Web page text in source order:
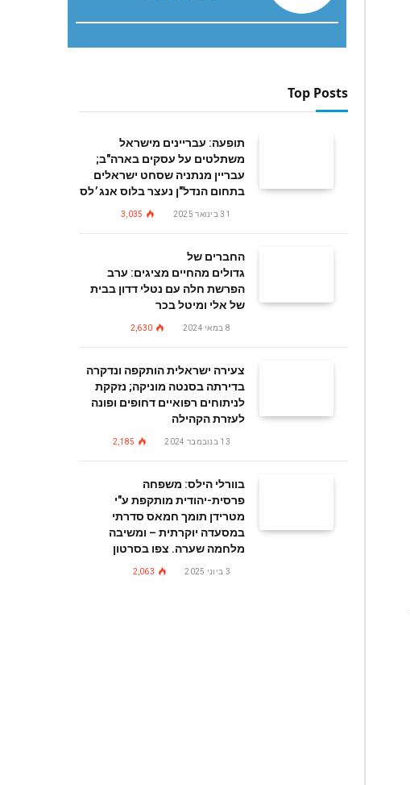
Top Posts
תופעה: עבריינים מישראל
משתלטים על עסקים בארה"ב;
עבריין מנתניה שסחט ישראלים
בתחום הנדל"ן נעצר בלוס אנג׳לס
31 בינואר 2025 3,035
החברים של
גדולים מהחיים מציגים: ערב
הפרשת חלה עם נטלי דדון בבית
של אלי ומיטל בכר
8 במאי 2024 2,630
צעירה ישראלית הותקפה ונדקרה
בדירתה בסנטה מוניקה; נזקקת
לניתוחים רפואיים דחופים ופונה
לעזרת הקהילה
13 בנובמבר 2024 2,185
בוורלי הילס: משפחה
פרסית-יהודית מותקפת ע"י
מטרידן תומך חמאס סדרתי
במסעדה יוקרתית – ומשיבה
מלחמה שערה. צפו בסרטון
3 ביוני 2025 2,063